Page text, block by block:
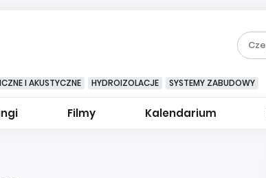
I AKUSTYCZNE HYDROIZOLACJE SYSTEMY ZABUDOWY
Filmy Kalendarium